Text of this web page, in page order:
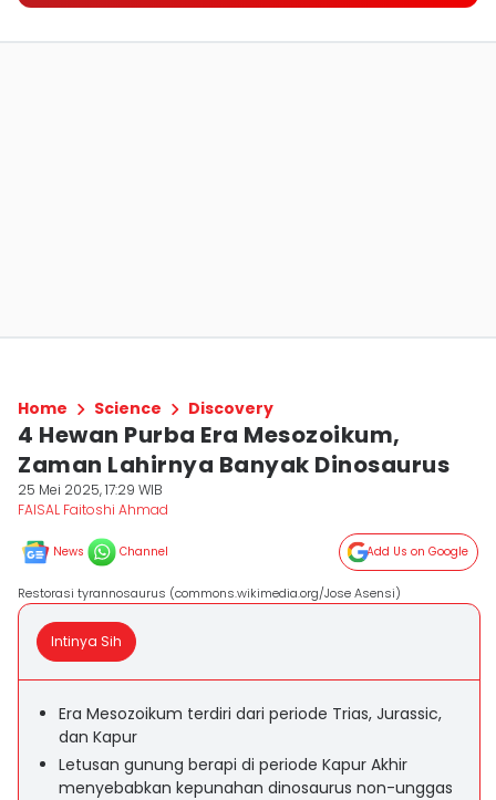
Home Science Discovery
4 Hewan Purba Era Mesozoikum,
Zaman Lahirnya Banyak Dinosaurus
25 Mei 2025, 17:29 WIB
FAISAL Faitoshi Ahmad
News Channel Add Us on Google
Restorasi tyrannosaurus (commons.wikimedia.org/Jose Asensi)
Intinya Sih
Era Mesozoikum terdiri dari periode Trias, Jurassic,
dan Kapur
Letusan gunung berapi di periode Kapur Akhir
menyebabkan kepunahan dinosaurus non-unggas